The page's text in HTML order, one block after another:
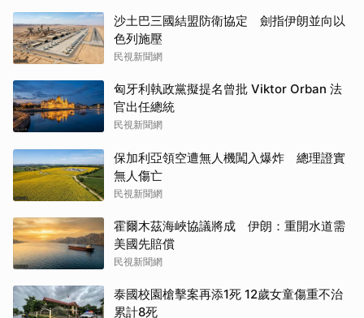
沙土巴三國結盟防衛協定 劍指伊朗並向以
色列施壓
民視新聞網
匈牙利執政黨擬提名曾批 Viktor Orban 法
官出任總統
民視新聞網
保加利亞領空遭無人機闖入爆炸 總理證實
無人傷亡
民視新聞網
霍爾木茲海峽協議將成 伊朗：重開水道需
美國先賠償
民視新聞網
泰國校園槍擊案再添1死 12歲女童傷重不治
累計8死